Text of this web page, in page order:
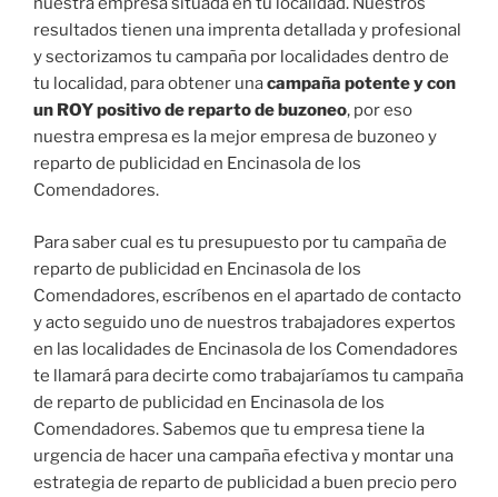
resultados tienen una imprenta detallada y profesional
y sectorizamos tu campaña por localidades dentro de
tu localidad, para obtener unacampaña potente y con
un ROY positivo de reparto de buzoneo, por eso
nuestra empresa es la mejor empresa de buzoneo y
reparto de publicidad en Encinasola de los
Comendadores.
Para saber cual es tu presupuesto por tu campaña de
reparto de publicidad en Encinasola de los
Comendadores, escríbenos en el apartado de contacto
y acto seguido uno de nuestros trabajadores expertos
en las localidades de Encinasola de los Comendadores
te llamará para decirte como trabajaríamos tu campaña
de reparto de publicidad en Encinasola de los
Comendadores. Sabemos que tu empresa tiene la
urgencia de hacer una campaña efectiva y montar una
estrategia de reparto de publicidad a buen precio pero